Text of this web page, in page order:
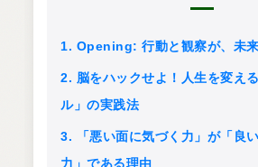
1. Opening: 行動と観察が、未
2. 脳をハックせよ！人生を変え
ル」の実践法
3. 「悪い面に気づく力」が「良
力」である理由